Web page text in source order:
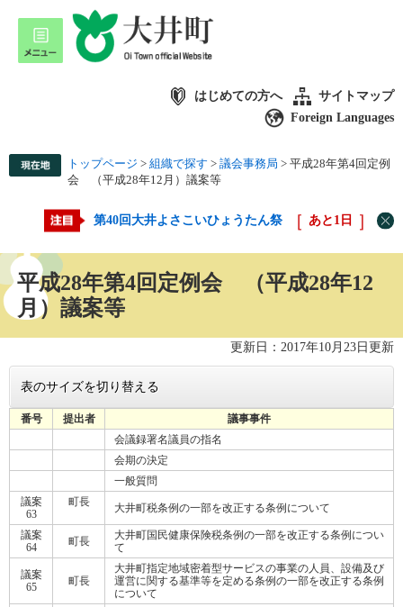
はじめての方へ
サイトマップ
Foreign Languages
トップページ > 組織で探す > 議会事務局 > 平成28年第4回定例
会 （平成28年12月）議案等
第40回大井よさこいひょうたん祭 あと 1 日
平成28年第4回定例会 （平成28年12
月）議案等
更新日：2017年10月23日更新
表のサイズを切り替える
番号 提出者
議事事件
会議録署名議員の指名
会期の決定
一般質問
議案
63
町長 大井町税条例の一部を改正する条例について
議案
64
町長
大井町国民健康保険税条例の一部を改正する条例につい
て
議案
65
町長
大井町指定地域密着型サービスの事業の人員、設備及び
運営に関する基準等を定める条例の一部を改正する条例
について